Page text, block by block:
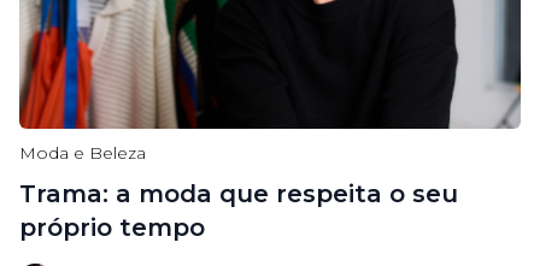
Moda e Beleza
Trama: a moda que respeita o seu
próprio tempo